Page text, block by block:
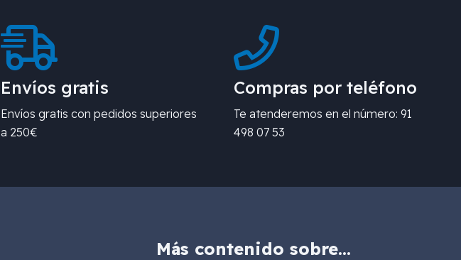
Envíos gratis
Envíos gratis con pedidos superiores
a 250€
Compras por teléfono
Te atenderemos en el número: 91
498 07 53
Más contenido sobre…